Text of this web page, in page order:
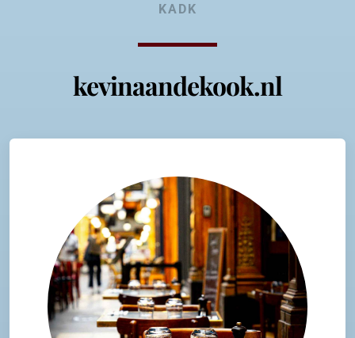
KADK
kevinaandekook.nl